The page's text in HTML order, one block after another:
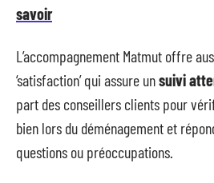
savoir
L’accompagnement Matmut offre
‘satisfaction’ qui assure unsuivi
part des conseillers clients pour
bien lors du déménagement et
questions ou préoccupations.